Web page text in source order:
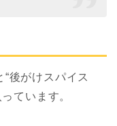
後がけスパイス
ています。